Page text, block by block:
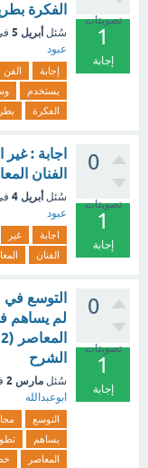
تصويتات
1
إجابة
الفكرة
سُئل أبريل 5
عبود
إجابة الفن
يستخدم
الفكرة
0
تصويتات
1
إجابة
اجابة :
الفنان
سُئل أبريل 4
عبود
اجابة غير
الفنان
0
تصويتات
1
إجابة
التوسع في
لم يساهم
الشرح
سُئل مارس 2
ابوعبدالله
التوسع
يساهم
المعاصر